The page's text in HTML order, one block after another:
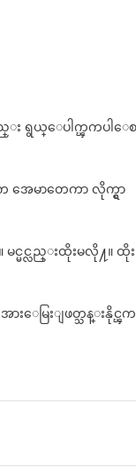
း ရွယ္ေပါက္ၾကပါေစ
အေမာတေကာ လိုက္ရွာ
မင္လည္းထိုးမလို႔။ ထိုး
းေမြးျဖတ္သန္းနိုင္ၾက